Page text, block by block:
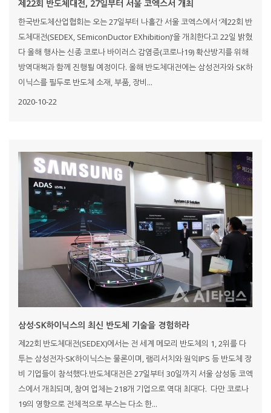
제22회 반도체대전, 27일부터 서울 코엑스서 개최
한국반도체산업협회는 오는 27일부터 나흘간 서울 코엑스에서 ‘제22회 반
도체대전(SEDEX, SEmiconDuctor EXhibition)’을 개최한다고 22일 밝혔
다 올해 행사는 신종 코로나 바이러스 감염증(코로나19) 확산방지를 위해
방역대책과 함께 진행될 예정이다. 올해 반도체대전에는 삼성전자와 SK하
이닉스를 필두로 반도체 소재, 부품, 장비...
2020-10-22
삼성·SK하이닉스의 최신 반도체 기술을 경험하라
제22회 반도체대전(SEDEX)에서는 전 세계 메모리 반도체의 1, 2위를 다
투는 삼성전자·SK하이닉스는 물론이며, 램리서치와 원익IPS 등 반도체 장
비 기업들이 참석했다.반도체대전은 27일부터 30일까지 서울 삼성동 코엑
스에서 개최되며, 참여 업체는 218개 기업으로 역대 최대다. 다만 코로나
19의 영향으로 전체적으로 부스는 다소 한...